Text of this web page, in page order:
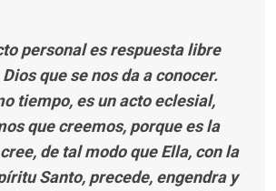
personal es respuesta libre
que se nos da a conocer.
tiempo, es un acto eclesial,
que creemos, porque es la
de tal modo que Ella, con la
Santo, precede, engendra y